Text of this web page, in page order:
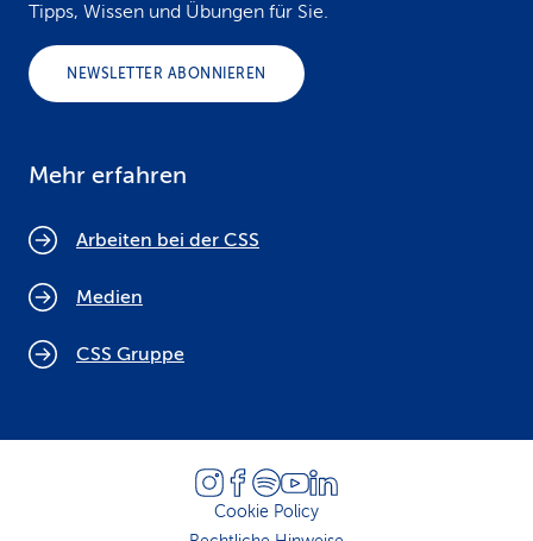
Tipps, Wissen und Übungen für Sie.
NEWSLETTER ABONNIEREN
Mehr erfahren
Arbeiten bei der CSS
Medien
CSS Gruppe
Cookie Policy